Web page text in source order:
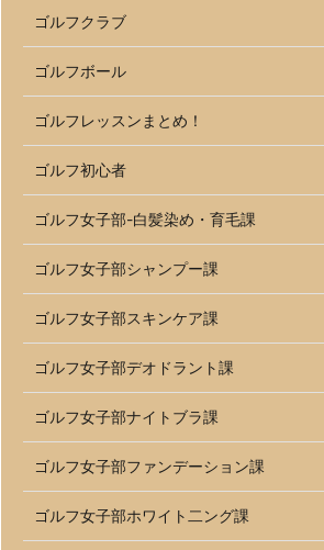
ゴルフクラブ
ゴルフボール
ゴルフレッスンまとめ！
ゴルフ初心者
ゴルフ女子部-白髪染め・育毛課
ゴルフ女子部シャンプー課
ゴルフ女子部スキンケア課
ゴルフ女子部デオドラント課
ゴルフ女子部ナイトブラ課
ゴルフ女子部ファンデーション課
ゴルフ女子部ホワイト二ング課